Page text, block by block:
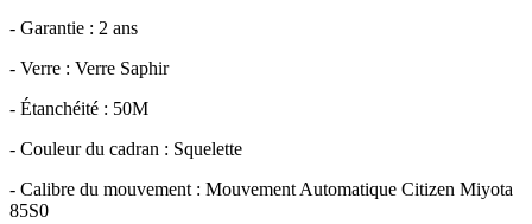
- Garantie : 2 ans
- Verre : Verre Saphir
- Étanchéité : 50M
- Couleur du cadran : Squelette
- Calibre du mouvement : Mouvement Automatique Citizen Miyota
85S0